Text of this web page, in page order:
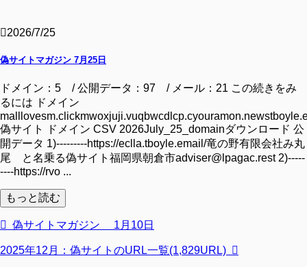
2026/7/25
偽サイトマガジン 7月25日
ドメイン：5 / 公開データ：97 / メール：21 この続きをみ
るには ドメイン
偽サイト ドメイン CSV 2026July_25_domainダウンロード 公
開データ 1)---------https://eclla.tboyle.email/竜の野有限会社み丸
尾 と名乗る偽サイト福岡県朝倉市adviser@lpagac.rest 2)-----
----https://rvo ...
もっと読む
偽サイトマガジン 1月10日
2025年12月：偽サイトのURL一覧(1,829URL)